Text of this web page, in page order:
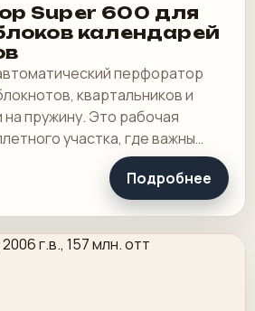
Super 600 для
календарей
перфоратор
квартальников и
на пружину. Это рабочая
участка, где важны
быстрая смена
Подробнее